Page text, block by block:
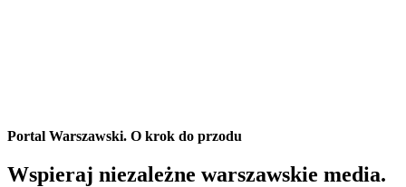
Portal Warszawski. O krok do przodu
Wspieraj niezależne warszawskie media.